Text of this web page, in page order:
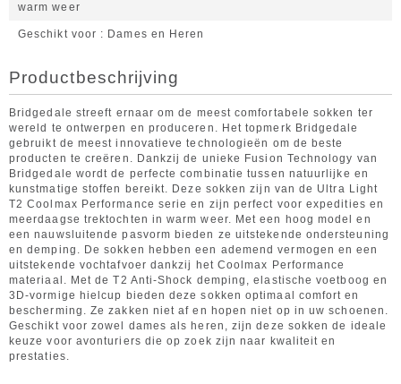
warm weer
Geschikt voor Dames en Heren
Productbeschrijving
Bridgedale streeft ernaar om de meest comfortabele sokken ter
wereld te ontwerpen en produceren. Het topmerk Bridgedale
gebruikt de meest innovatieve technologieën om de beste
producten te creëren. Dankzij de unieke Fusion Technology van
Bridgedale wordt de perfecte combinatie tussen natuurlijke en
kunstmatige stoffen bereikt. Deze sokken zijn van de Ultra Light
T2 Coolmax Performance serie en zijn perfect voor expedities en
meerdaagse trektochten in warm weer. Met een hoog model en
een nauwsluitende pasvorm bieden ze uitstekende ondersteuning
en demping. De sokken hebben een ademend vermogen en een
uitstekende vochtafvoer dankzij het Coolmax Performance
materiaal. Met de T2 Anti-Shock demping, elastische voetboog en
3D-vormige hielcup bieden deze sokken optimaal comfort en
bescherming. Ze zakken niet af en hopen niet op in uw schoenen.
Geschikt voor zowel dames als heren, zijn deze sokken de ideale
keuze voor avonturiers die op zoek zijn naar kwaliteit en
prestaties.